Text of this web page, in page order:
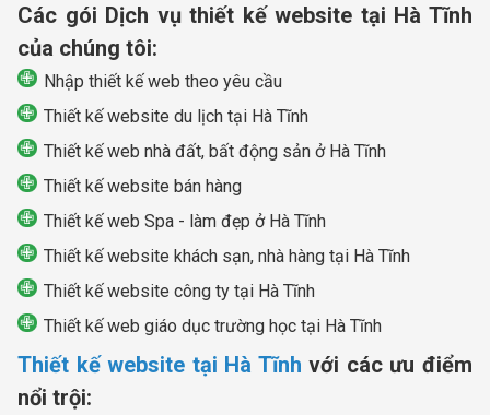
Các gói Dịch vụ thiết kế website tại Hà Tĩnh
của chúng tôi:
Nhập thiết kế web theo yêu cầu
Thiết kế website du lịch tại Hà Tĩnh
Thiết kế web nhà đất, bất động sản ở Hà Tĩnh
Thiết kế website bán hàng
Thiết kế web Spa - làm đẹp ở Hà Tĩnh
Thiết kế website khách sạn, nhà hàng tại Hà Tĩnh
Thiết kế website công ty tại Hà Tĩnh
Thiết kế web giáo dục trường học tại Hà Tĩnh
Thiết kế website tại Hà Tĩnh với các ưu điểm
nổi trội: